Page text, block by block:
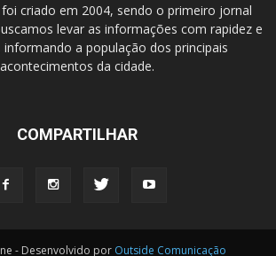
foi criado em 2004, sendo o primeiro jornal
levar as informações com rapidez e
informando a população dos principais
acontecimentos da cidade.
COMPARTILHAR
- Desenvolvido por Outside Comunicação